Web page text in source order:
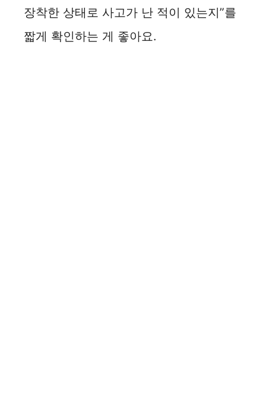
장착한 상태로 사고가 난 적이 있는지”를
짧게 확인하는 게 좋아요.